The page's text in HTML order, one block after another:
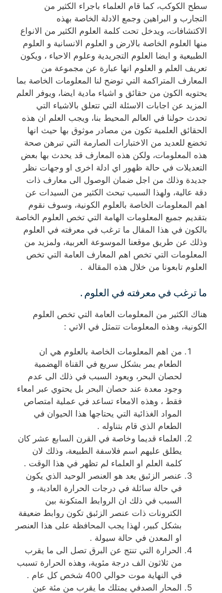
سطح الكوكب، كما قام العلماء باجراء الكثير من
التجارب و البراهين وجمع الادلة الخاصة بهذه
الاكتشافات، ويدخل تحت كلمة العلوم الكثير من الانواع
منها العلوم الخاصة بالارض و العلوم الانسانية و العلوم
الطبيعية و ايضا العلوم التجريدية وعلوم الاحياء ، ويكون
تعريف العلم و العلوم انها عبارة عن مجموعة من
المعارف المتراكمة التي توضح لنا المعلومات الخاصة بما
يحتويه الكون من حقائق و اشياء مادية ايضا، ويوفر العلم
المزيد عن اجابات الاسئلة التي تتعلق بالاشياء التي
تحدث حولنا في العالم المحيط بنا، ويجب العلم ان هذه
الحقائق العلمية تكون من مصادر موثوق بها حيث انها
تخضع للعديد من الاختبارات الصارمة التي تبرهن صحة
هذه المعلومات، ولكن هذه المعارف قد يحدث بها بعض
التعديلات في حالة ظهور اي ادلة اخرى او وجهات نظر
جديدة وذلك من اجل ضمان الوصول الى معارف ذات
دقة عالية، ولهذا السبب تبحث الكثير من السيدات عن
اهم المعلومات الخاصة بالعلوم الكونية، وسوف نقوم
بتقديم جميع المعلومات الهامة التي تخص العلوم الخاصة
بالكون في هذا المقال ما ترغب في معرفته في العلوم
وذلك عن طريق موقعنا الموسوعة العربية، ولمزيد من
المعلومات التي تخص اهم المعارف العامة التي تخص
العلوم تابعونا من خلال هذه المقالة .
ما ترغب في معرفته في العلوم .
هناك الكثير من المعلومات العامة التي تخص العلوم
الكونية، وهذه المعلومات تتمثل في الاتي :
من اهم المعلومات الخاصة بالعلوم هي ان
الطعام يمر بشكل سريع في القناة الهضمية
لحصان البحر، ويعود السبب في ذلك الى عدم
وجود معدة عند حصان البحر بل يحتوي عبر امعاء
فقط ، وهذه الامعاء تساعد في عملية امتصاص
المواد الغذائية التي يحتاجها هذا الحيوان في
الطعام الذي قام بتناوله .
العلماء قديما وخاصة في القرن السابع عشر كان
يطلق عليهم اسم فلاسفة الطبيعة، وذلك لان
كلمة العلم او العلماء لم تظهر في هذا الوقت .
عنصر الزئبق يعد هو العنصر الوحيد الذي يكون
في حالة سائلة في درجات الحرارة العادية، و
السبب في ذلك ان الروابط المتكونة بين
الكترونات ذات عنصر الزئبق تكون روابط ضعيفة
بشكل كبير، لهذا يجب المحافظة على هذا العنصر
او المعدن في حالة سيولة .
الحرارة التي تنتج عن البرق تصل الى ما يقرب
من ثلاثون الف درجة مئوية، وهذه الحرارة تسبب
في النهاية موت حوالي 400 شخص كل عام .
المحار الصدفي يمتلك ما يقرب من مئة عين